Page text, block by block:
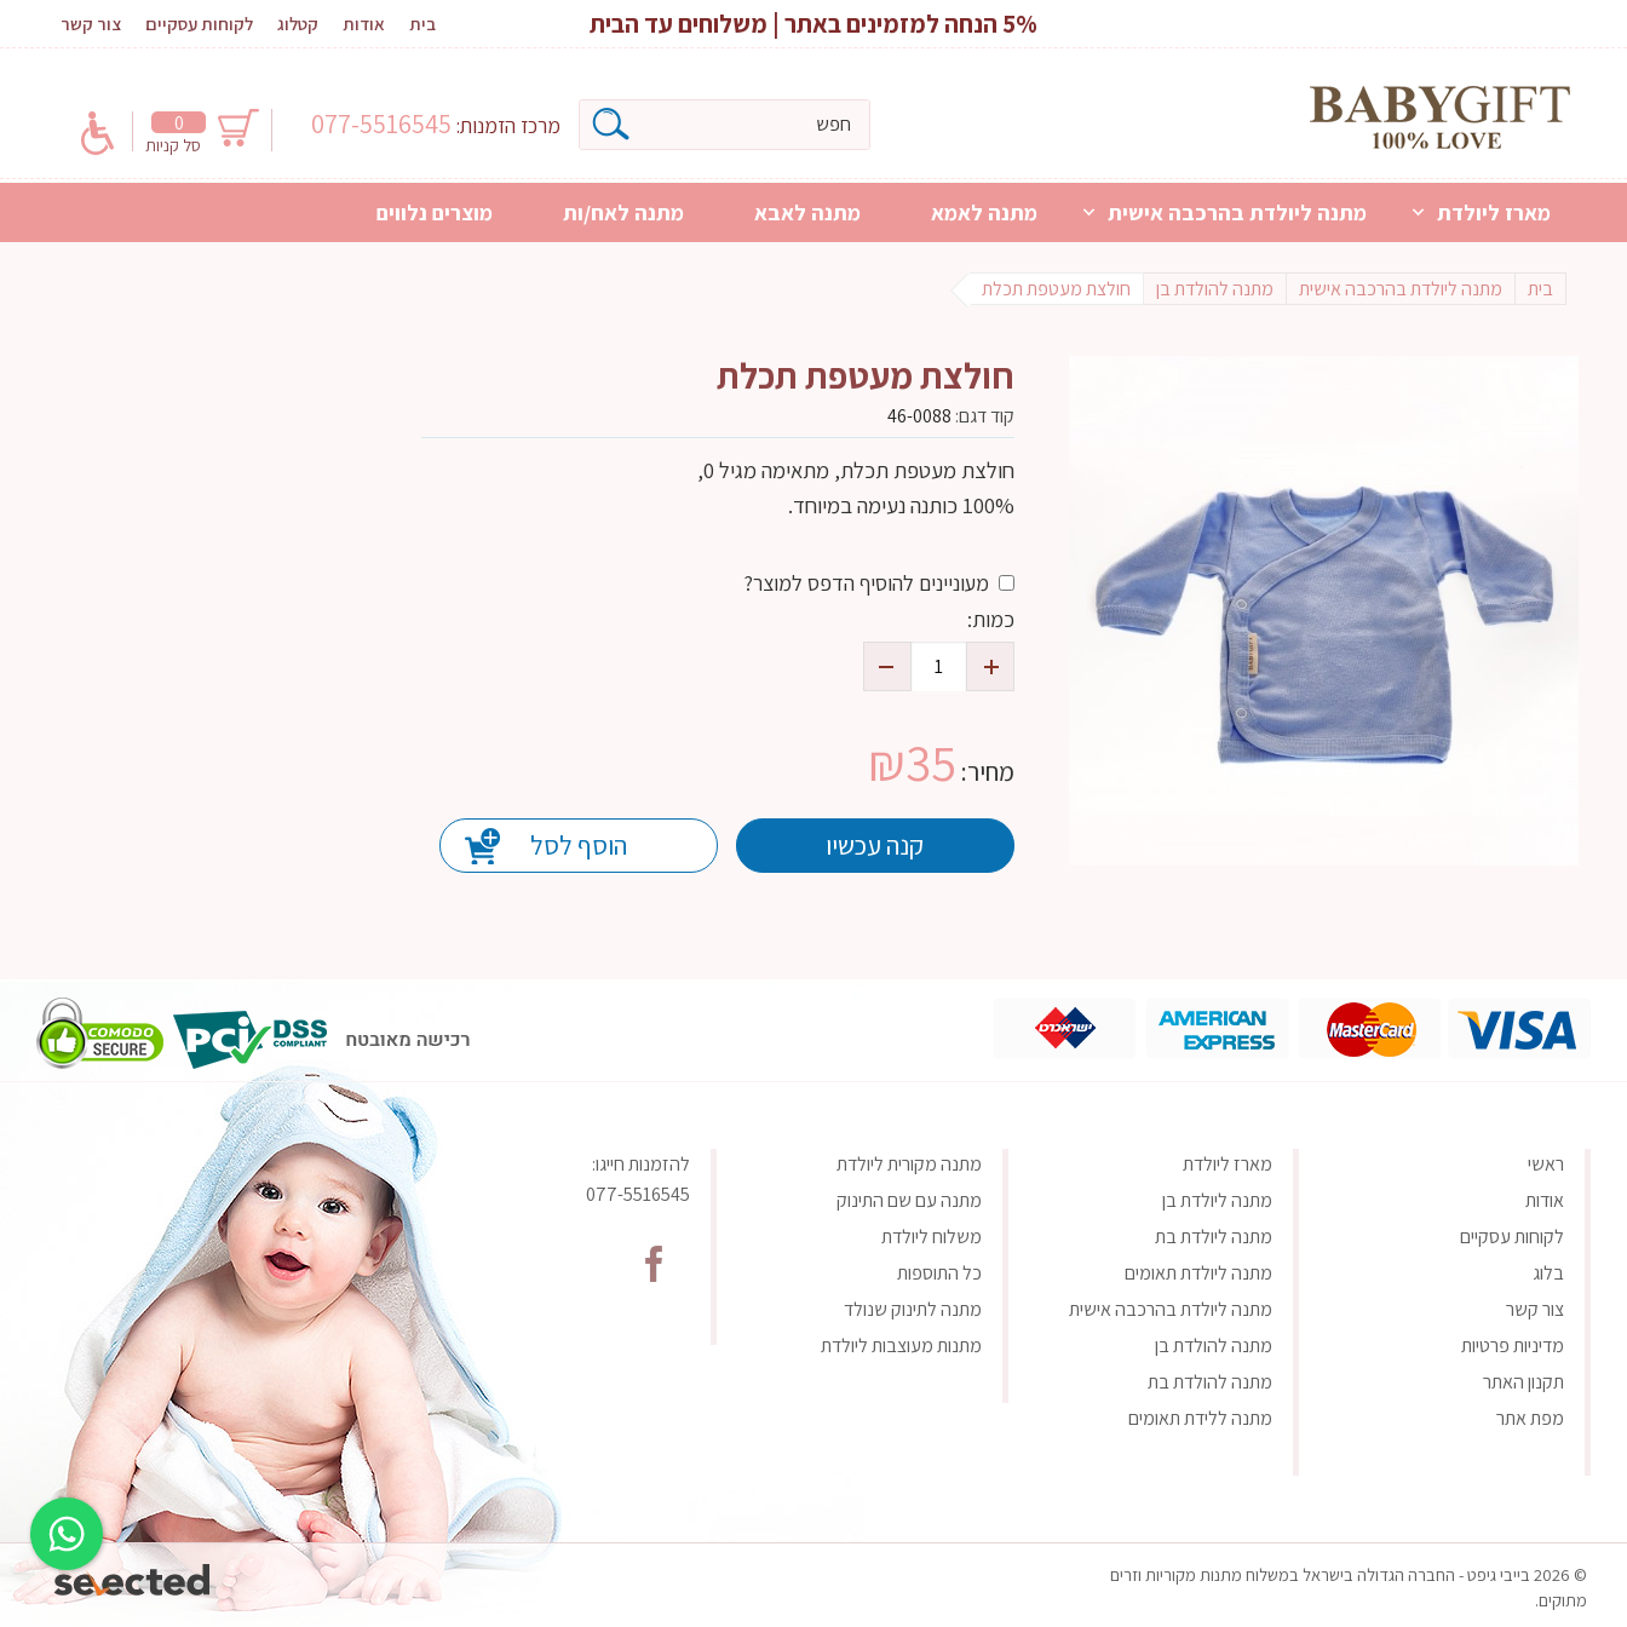
בית אודות קטלוג לקוחות עסקיים צור קשר
0
סל קניות
מרכז הזמנות:
מארז ליולדת מתנה ליולדת בהרכבה אישית מתנה לאמא מתנה לאבא מתנה לאח/ות מוצרים נלווים
5% הנחה למזמינים באתר | משלוחים עד הבית
בית מתנה ליולדת בהרכבה אישית מתנה להולדת בן חולצת מעטפת תכלת
חולצת מעטפת תכלת
קוד דגם: 46-0088
חולצת מעטפת תכלת, מתאימה מגיל 0,
100% כותנה נעימה במיוחד.
מעוניינים להוסיף הדפס למוצר?
כמות:
מחיר: ₪35
קנה עכשיו הוסף לסל
ראשי
אודות
לקוחות עסקיים
בלוג
צור קשר
מדיניות פרטיות
תקנון האתר
מפת אתר
מארז ליולדת
מתנה ליולדת בן
מתנה ליולדת בת
מתנה ליולדת תאומים
מתנה ליולדת בהרכבה אישית
מתנה להולדת בן
מתנה להולדת בת
מתנה ללידת תאומים
מתנה מקורית ליולדת
מתנה עם שם התינוק
משלוח ליולדת
כל התוספות
מתנה לתינוק שנולד
מתנות מעוצבות ליולדת
להזמנות חייגו:
077-5516545
© 2026 בייבי גיפט - החברה הגדולה בישראל במשלוח מתנות מקוריות וזרים
מתוקים.